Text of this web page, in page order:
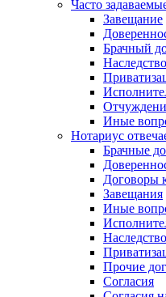
Часто
Завещание
Брачный
Наследство
Иные
Нотариус
Брачные
Договоры
Завещания
Иные
Наследство
Прочие
Согласия